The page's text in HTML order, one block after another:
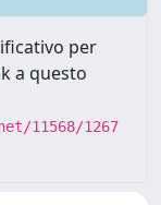
per
a questo
11568/1267